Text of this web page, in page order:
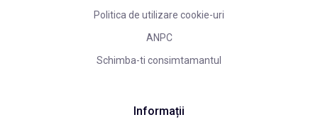
Politica de utilizare cookie-uri
ANPC
Schimba-ti consimtamantul
Informații